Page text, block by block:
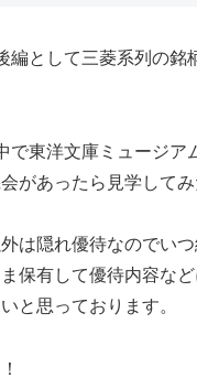
編として三菱系列の銘
で東洋文庫ミュージア
があったら見学してみ
は隠れ優待なのでい
保有して優待内容な
と思っております。